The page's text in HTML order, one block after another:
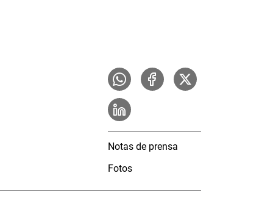
Notas de prensa
Fotos